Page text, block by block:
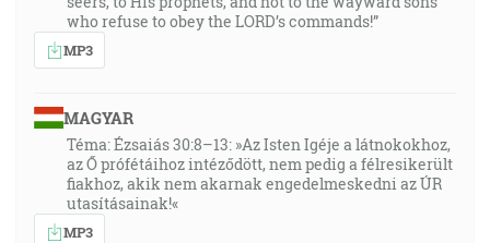
who refuse to obey the LORD’s commands!”
MP3
MAGYAR
Téma: Ézsaiás 30:8–13: »Az Isten Igéje a látnokokhoz,
az Ő prófétáihoz intéződött, nem pedig a félresikerült
fiakhoz, akik nem akarnak engedelmeskedni az ÚR
utasításainak!«
MP3